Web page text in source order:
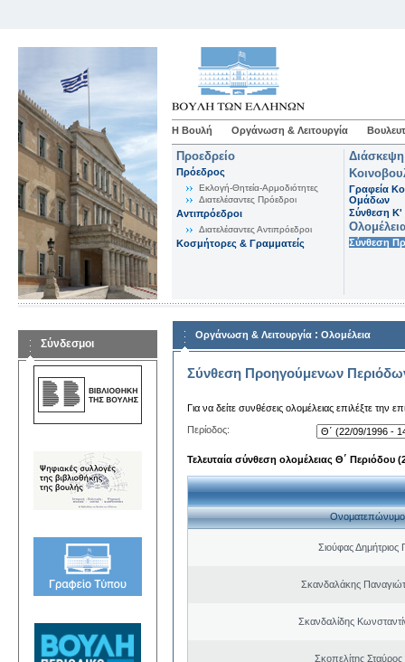
Η Βουλή Οργάνωση & Λειτουργία
Προεδρείο
Πρόεδρος
Εκλογή-Θητεία-Αρμοδιότητες
Διατελέσαντες Πρόεδροι
Αντιπρόεδροι
Διατελέσαντες Αντιπρόεδροι
Κοσμήτορες & Γραμματείς
Γραφεία
Ομάδων
Σύνθεση K'
Σύνθεση
Σύνδεσμοι
Οργάνωση & Λειτουργία : Ολομέλεια
Σύνθεση Προηγούμενων
Για να δείτε συνθέσεις ολομέλειας επιλέξτε την
Περίοδος:
Τελευταία σύνθεση ολομέλειας Θ΄ Περιόδου
Ονοματεπώνυμο
Σιούφας Δημήτριος
Σκανδαλάκης
Σκανδαλίδης
Σκοπελίτης